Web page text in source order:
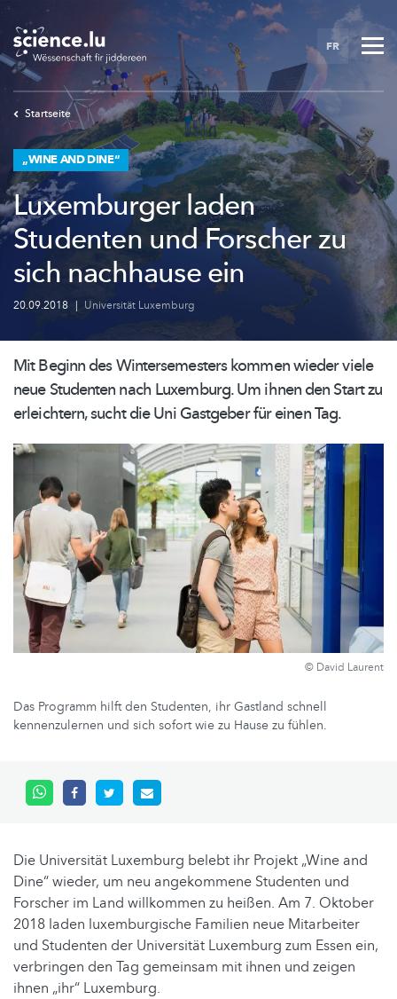
Skip
main
content
FR
Startseite
„WINE AND DINE“
Luxemburger laden
Studenten und Forscher zu
sich nachhause ein
20.09.2018 | Universität Luxemburg
Mit Beginn desWintersemesterskommen wieder viele
neue Studenten nach Luxemburg. Um ihnen den Start zu
erleichtern, sucht die Uni Gastgeber für einen Tag.
© David Laurent
Das Programm hilft den Studenten, ihr Gastland schnell
kennenzulernen und sich sofort wie zu Hause zu fühlen.
Die Universität Luxemburg belebt ihr Projekt „Wine and
Dine“ wieder, um neu angekommene Studenten und
Forscher im Land willkommen zu heißen. Am 7. Oktober
2018 laden luxemburgische Familien neue Mitarbeiter
und Studenten der Universität Luxemburg zum Essen ein,
verbringen den Tag gemeinsam mit ihnen und zeigen
ihnen „ihr“ Luxemburg.